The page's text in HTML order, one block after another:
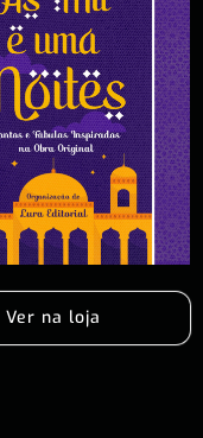
Ver na loja